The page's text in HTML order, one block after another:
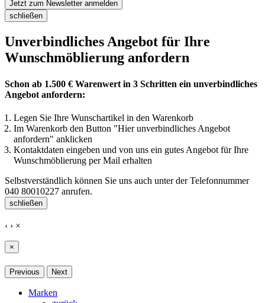
Jetzt zum Newsletter anmelden
schließen
Unverbindliches Angebot für Ihre
Wunschmöblierung anfordern
Schon ab 1.500 € Warenwert in 3 Schritten ein unverbindliches
Angebot anfordern:
Legen Sie Ihre Wunschartikel in den Warenkorb
Im Warenkorb den Button "Hier unverbindliches Angebot
anfordern" anklicken
Kontaktdaten eingeben und von uns ein gutes Angebot für Ihre
Wunschmöblierung per Mail erhalten
Selbstverständlich können Sie uns auch unter der Telefonnummer
040 80010227 anrufen.
schließen
‹ › ×
×
Previous Next
Marken